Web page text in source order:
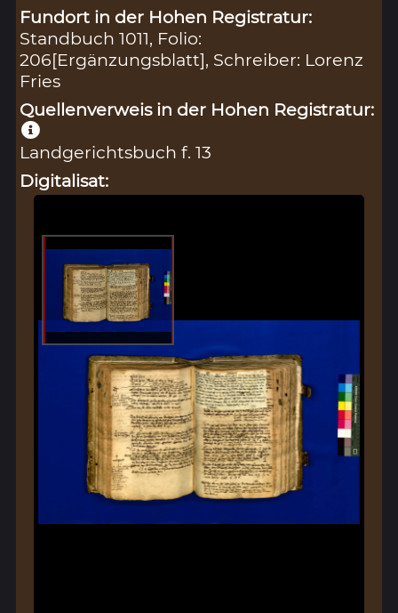
Fundort in der Hohen Registratur:
Standbuch 1011, Folio:
206[Ergänzungsblatt], Schreiber: Lorenz
Fries
Quellenverweis in der Hohen Registratur:
Landgerichtsbuch f. 13
Digitalisat: